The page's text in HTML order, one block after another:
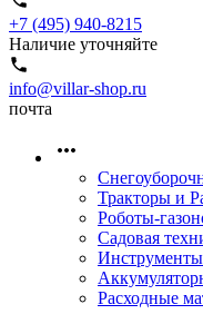
+7 (495) 940-8215
Наличие уточняйте
info@villar-shop.ru
почта
Тракторы и
Роботы-
Садовая
Расходные